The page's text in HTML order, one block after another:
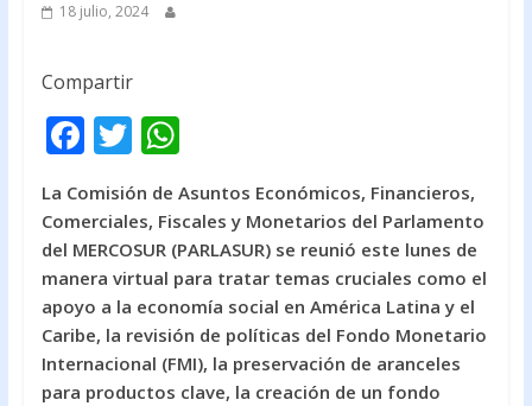
18 julio, 2024
Compartir
F
ac
e
b
o
o
k
T
w
itt
er
W
at
s
A
p
p
La Comisión de Asuntos Económicos, Financieros,
Comerciales, Fiscales y Monetarios del Parlamento
del MERCOSUR (PARLASUR) se reunió este lunes de
manera virtual para tratar temas cruciales como el
apoyo a la economía social en América Latina y el
Caribe, la revisión de políticas del Fondo Monetario
Internacional (FMI), la preservación de aranceles
para productos clave, la creación de un fondo